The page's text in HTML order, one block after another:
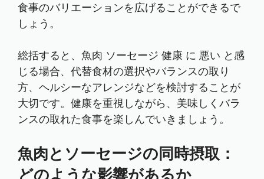
食事のバリエーションを広げることができるで
しょう。
総括すると、魚肉 ソーセージ 健康 に 悪い と感
じる場合、代替食材の選択やバランスの取り
方、ヘルシーなアレンジなどを検討することが
大切です。健康を重視しながら、美味しくバラ
ンスの取れた食事を楽しんでいきましょう。
魚肉とソーセージの同時摂取：